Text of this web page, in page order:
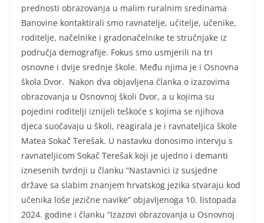
prednosti obrazovanja u malim ruralnim sredinama
Banovine kontaktirali smo ravnatelje, učitelje, učenike,
roditelje, načelnike i gradonačelnike te stručnjake iz
područja demografije. Fokus smo usmjerili na tri
osnovne i dvije srednje škole. Među njima je i Osnovna
škola Dvor. Nakon dva objavljena članka o izazovima
obrazovanja u Osnovnoj školi Dvor, a u kojima su
pojedini roditelji iznijeli teškoće s kojima se njihova
djeca suočavaju u školi, reagirala je i ravnateljica škole
Matea Sokač Terešak. U nastavku donosimo intervju s
ravnateljicom Sokač Terešak koji je ujedno i demanti
iznesenih tvrdnji u članku “Nastavnici iz susjedne
države sa slabim znanjem hrvatskog jezika stvaraju kod
učenika loše jezične navike” objavljenoga 10. listopada
2024. godine i članku “Izazovi obrazovanja u Osnovnoj